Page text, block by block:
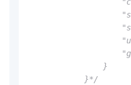
                }
            }*/